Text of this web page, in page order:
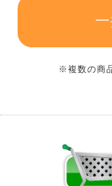
※複数の商